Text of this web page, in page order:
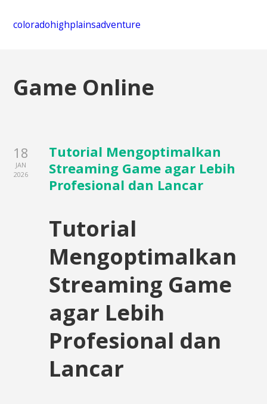
coloradohighplainsadventure
Game Online
18
JAN
2026
Tutorial Mengoptimalkan
Streaming Game agar Lebih
Profesional dan Lancar
Tutorial
Mengoptimalkan
Streaming Game
agar Lebih
Profesional dan
Lancar